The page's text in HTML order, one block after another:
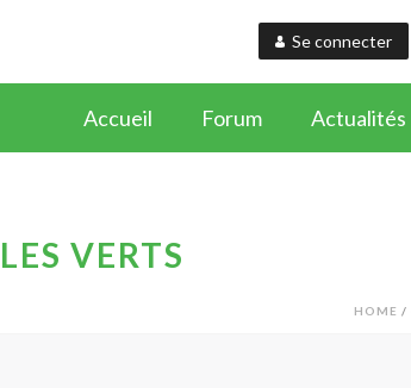
Se connecter
Accueil Forum Actualités
LES VERTS
HOME /